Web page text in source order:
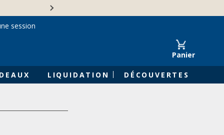
Panier
LIQUIDATION DÉCOUVERTES
session